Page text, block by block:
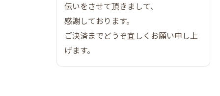
伝いをさせて頂きまして、
感謝しております。
ご決済までどうぞ宜しくお願い申し上
げます。